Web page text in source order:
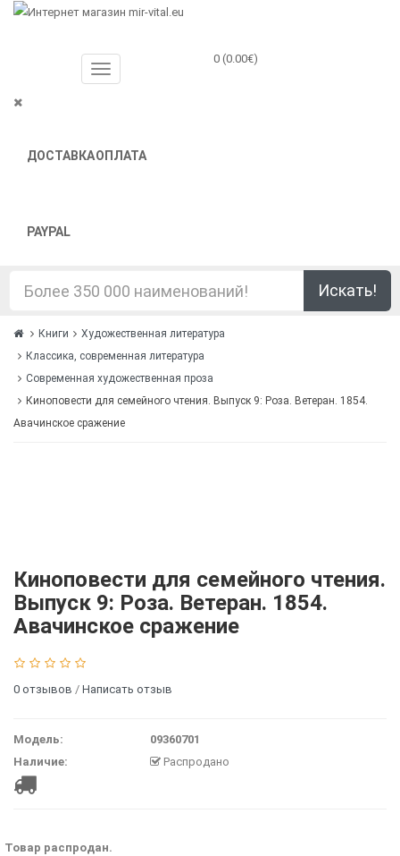
ДОСТАВКАОПЛАТА
PAYPAL
0 (0.00€)
Искать!
Книги
Художественная литература
Классика, современная литература
Современная художественная проза
Киноповести для семейного чтения. Выпуск 9: Роза. Ветеран. 1854.
Авачинское сражение
Киноповести для семейного чтения.
Выпуск 9: Роза. Ветеран. 1854.
Авачинское сражение
0 отзывов / Написать отзыв
Модель:
09360701
Наличие:
Распродано
Товар распродан.